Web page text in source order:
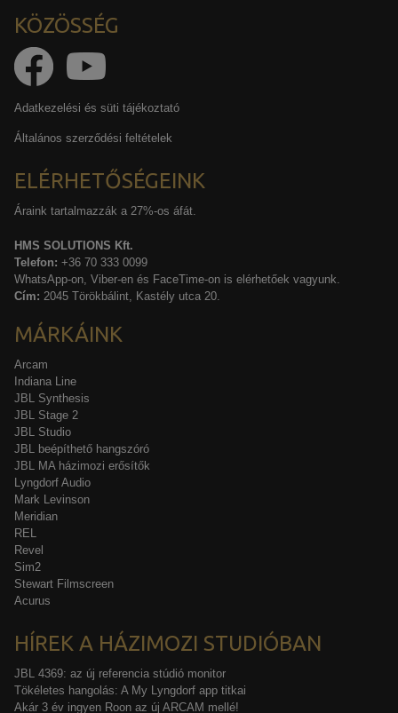
KÖZÖSSÉG
Adatkezelési és süti tájékoztató
Általános szerződési feltételek
ELÉRHETŐSÉGEINK
Áraink tartalmazzák a 27%-os áfát.
HMS SOLUTIONS Kft.
Telefon: +36 70 333 0099
WhatsApp-on, Viber-en és FaceTime-on is elérhetőek vagyunk.
Cím: 2045 Törökbálint, Kastély utca 20.
MÁRKÁINK
Arcam
Indiana Line
JBL Synthesis
JBL Stage 2
JBL Studio
JBL beépíthető hangszóró
JBL MA házimozi erősítők
Lyngdorf Audio
Mark Levinson
Meridian
REL
Revel
Sim2
Stewart Filmscreen
Acurus
HÍREK A HÁZIMOZI STUDIÓBAN
JBL 4369: az új referencia stúdió monitor
Tökéletes hangolás: A My Lyngdorf app titkai
Akár 3 év ingyen Roon az új ARCAM mellé!